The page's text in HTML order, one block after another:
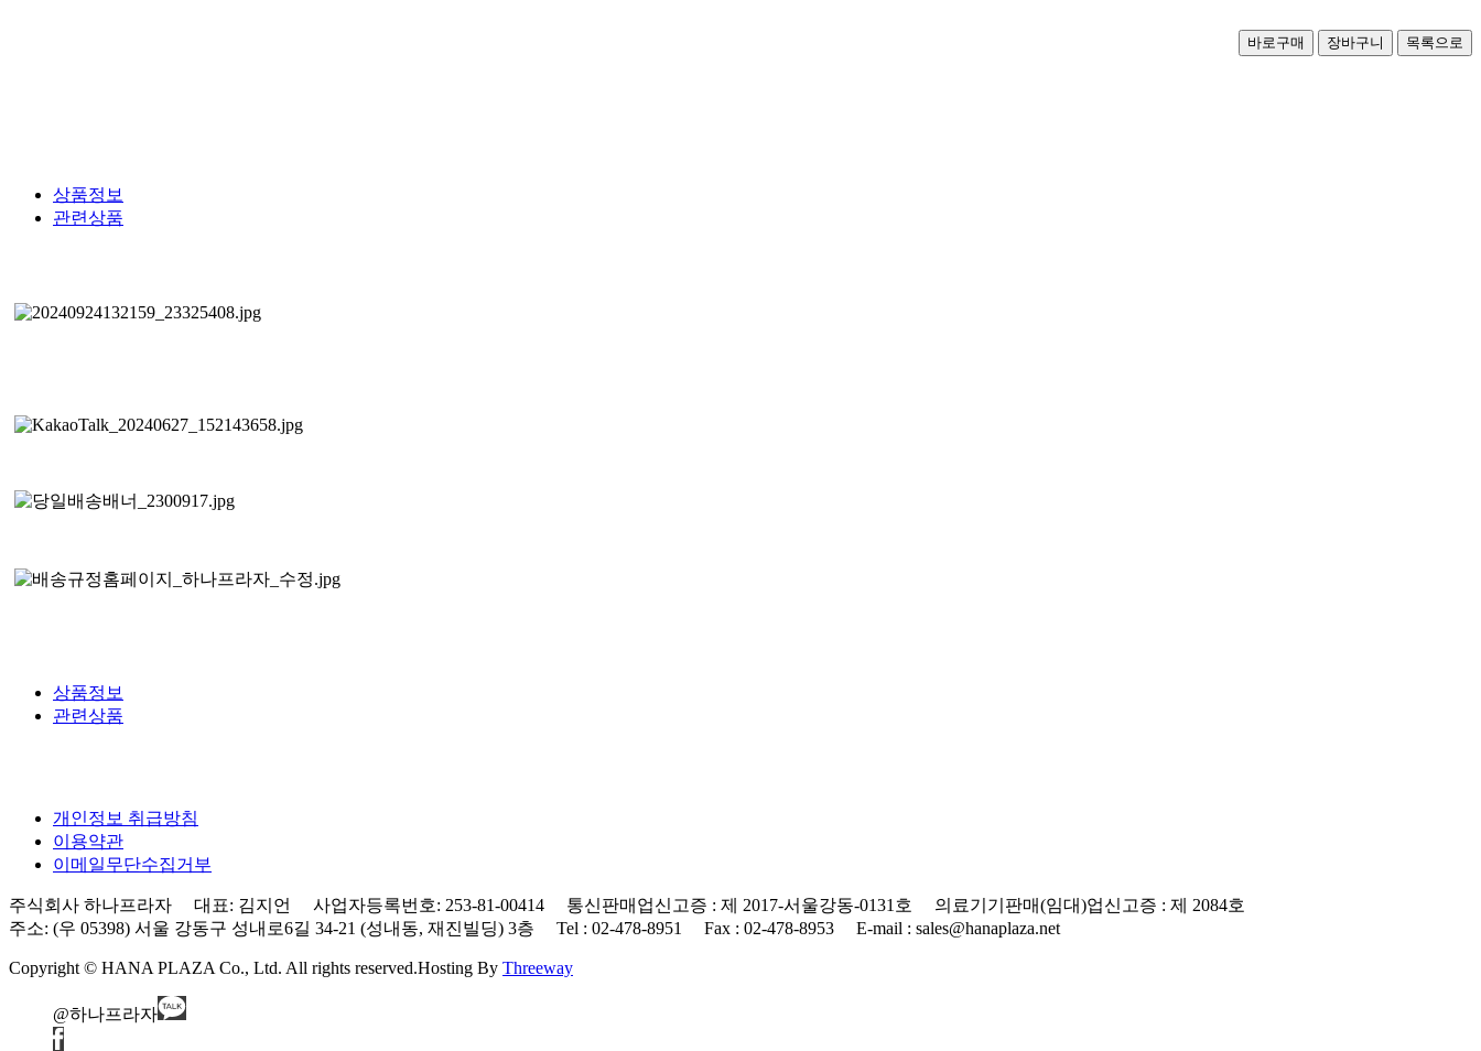
상품정보
관련상품
상품정보
관련상품
개인정보 취급방침
이용약관
이메일무단수집거부
주식회사 하나프라자 대표: 김지언 사업자등록번호: 253-81-00414 통신판매업신고증 : 제 2017-서울강동-0131호 의료기기판매(임대)업신고증 : 제 2084호
주소: (우 05398) 서울 강동구 성내로6길 34-21 (성내동, 재진빌딩) 3층 Tel : 02-478-8951 Fax : 02-478-8953 E-mail : sales@hanaplaza.net
Copyright © HANA PLAZA Co., Ltd. All rights reserved.Hosting By Threeway
@하나프라자